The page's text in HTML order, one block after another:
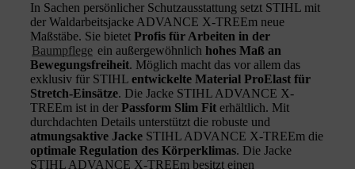
In Sachen persönlicher Schutzausstattung setzt STIHL mit
der Waldarbeitsjacke ADVANCE X-TREEm neue
Maßstäbe. Sie bietet Profis für Arbeiten in der
Baumpflege ein außergewöhnlich hohes Maß an
Bewegungsfreiheit. Möglich macht das vor allem das
exklusiv für STIHL entwickelte Material ProElast für
Stretch-Einsätze. Die Jacke STIHL ADVANCE X-
TREEm ist in der Passform Slim Fit erhältlich. Mit
durchdachten Details unterstützt die robuste und
atmungsaktive Jacke STIHL ADVANCE X-TREEm die
optimale Regulation des Körperklimas. Die Jacke
STIHL ADVANCE X-TREEm besitzt einen